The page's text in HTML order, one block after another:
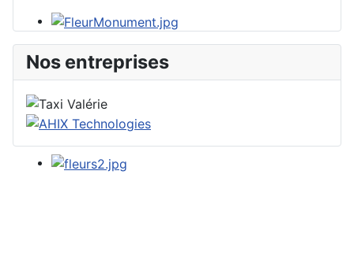
Nos entreprises